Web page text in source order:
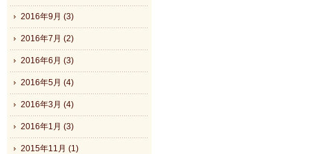
2016年9月 (3)
2016年7月 (2)
2016年6月 (3)
2016年5月 (4)
2016年3月 (4)
2016年1月 (3)
2015年11月 (1)